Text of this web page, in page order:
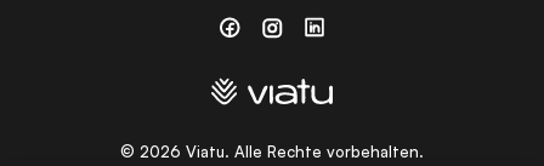
© 2026 Viatu. Alle Rechte vorbehalten.
FacebookInstagramLinkedin